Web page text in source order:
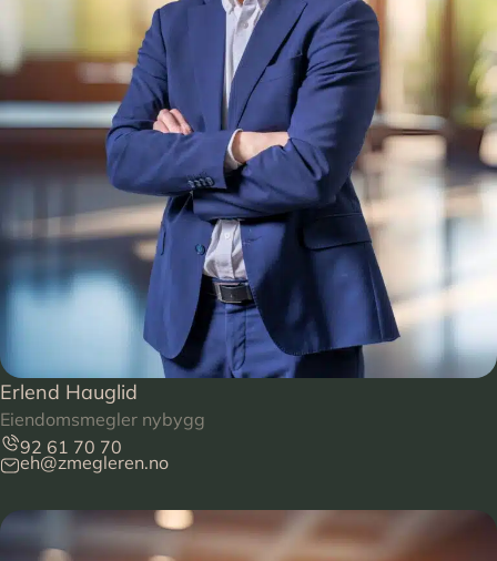
Erlend Hauglid
Eiendomsmegler nybygg
92 61 70 70
eh@zmegleren.no